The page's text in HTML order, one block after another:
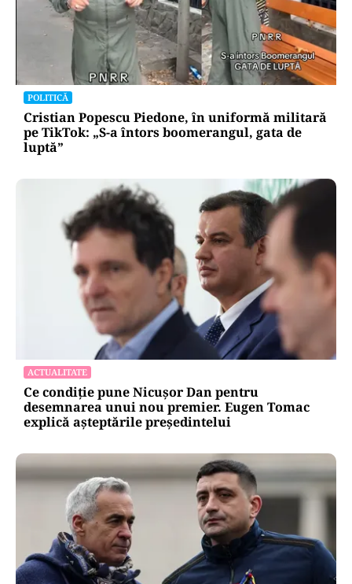
POLITICĂ
Cristian Popescu Piedone, în uniformă militară
pe TikTok: „S-a întors boomerangul, gata de
luptă”
ACTUALITATE
Ce condiție pune Nicușor Dan pentru
desemnarea unui nou premier. Eugen Tomac
explică așteptările președintelui